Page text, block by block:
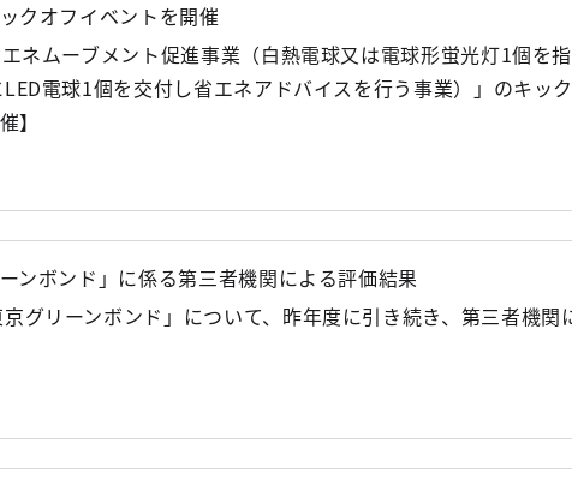
クオフイベントを開催
エネムーブメント促進事業（白熱電球又は電球形蛍光灯1個を
電球1個を交付し省エネアドバイスを行う事業）」のキッ
】
ボンド」に係る第三者機関による評価結果
グリーンボンド」について、昨年度に引き続き、第三者機関